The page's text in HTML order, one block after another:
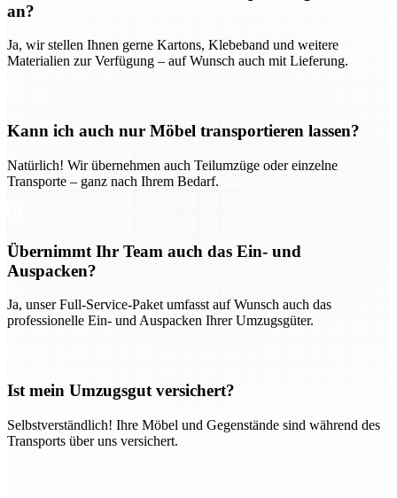
an?
Ja, wir stellen Ihnen gerne Kartons, Klebeband und weitere
Materialien zur Verfügung – auf Wunsch auch mit Lieferung.
Kann ich auch nur Möbel transportieren lassen?
Natürlich! Wir übernehmen auch Teilumzüge oder einzelne
Transporte – ganz nach Ihrem Bedarf.
Übernimmt Ihr Team auch das Ein- und
Auspacken?
Ja, unser Full-Service-Paket umfasst auf Wunsch auch das
professionelle Ein- und Auspacken Ihrer Umzugsgüter.
Ist mein Umzugsgut versichert?
Selbstverständlich! Ihre Möbel und Gegenstände sind während des
Transports über uns versichert.